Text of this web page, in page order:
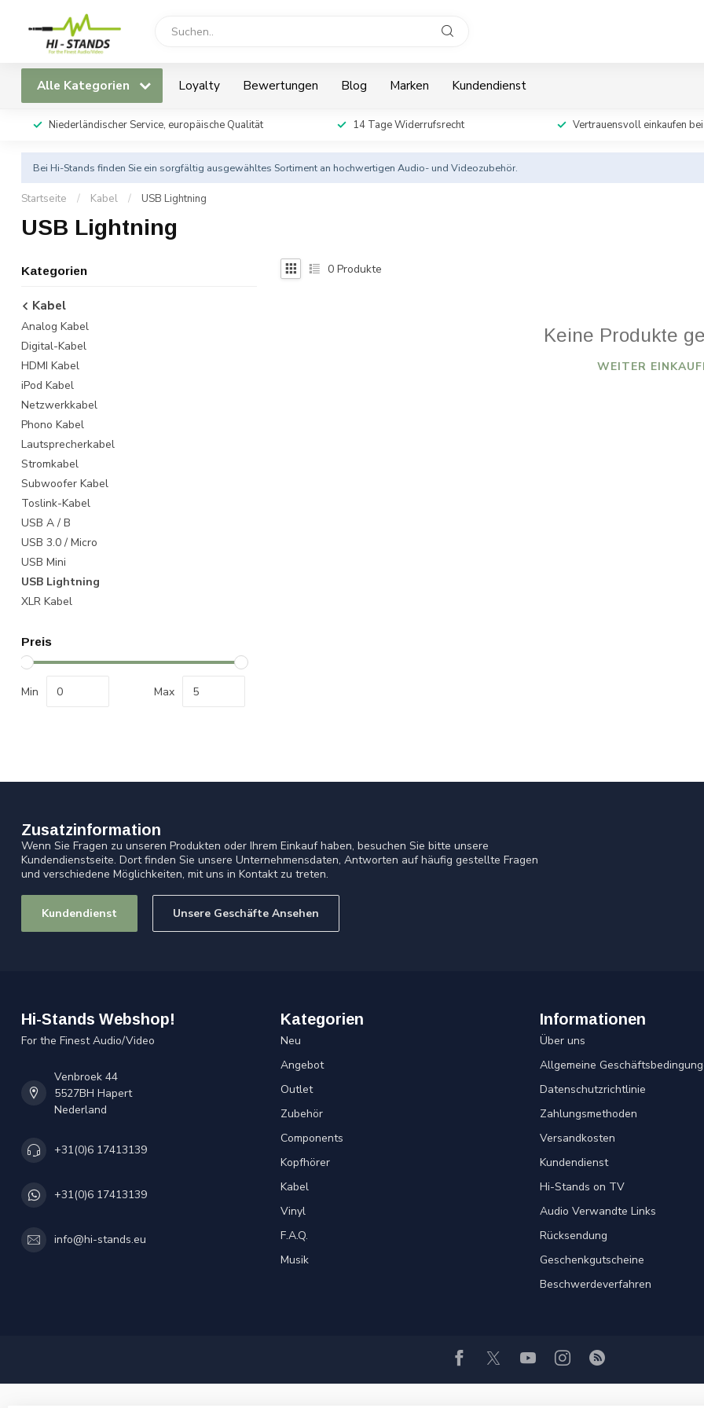
Alle Kategorien Loyalty Bewertungen Blog Marken Kundendienst
Niederländischer Service, europäische Qualität 14 Tage Widerrufsrecht Vertrauensvoll einkaufen
Bei Hi-Stands finden Sie ein sorgfältig ausgewähltes Sortiment an hochwertigen Audio- und Videozubehör.
Startseite / Kabel / USB Lightning
USB Lightning
Kategorien
Kabel
Analog Kabel
Digital-Kabel
HDMI Kabel
iPod Kabel
Netzwerkkabel
Phono Kabel
Lautsprecherkabel
Stromkabel
Subwoofer Kabel
Toslink-Kabel
USB A / B
USB 3.0 / Micro
USB Mini
USB Lightning
XLR Kabel
Preis
Min Max
0 Produkte
Keine Produkte
WEITER
Zusatzinformation
Wenn Sie Fragen zu unseren Produkten oder Ihrem Einkauf haben, besuchen Sie bitte unsere
Kundendienstseite. Dort finden Sie unsere Unternehmensdaten, Antworten auf häufig gestellte Fragen
und verschiedene Möglichkeiten, mit uns in Kontakt zu treten.
Kundendienst Unsere Geschäfte Ansehen
Hi-Stands Webshop!
For the Finest Audio/Video
Venbroek 44
5527BH Hapert
Nederland
+31(0)6 17413139
+31(0)6 17413139
info@hi-stands.eu
Kategorien
Neu
Angebot
Outlet
Zubehör
Components
Kopfhörer
Kabel
Vinyl
F.A.Q.
Musik
Informationen
Über uns
Allgemeine
Datenschutzrichtlinie
Zahlungsmethoden
Versandkosten
Kundendienst
Hi-Stands on TV
Audio Verwandte Links
Rücksendung
Geschenkgutscheine
Beschwerdeverfahren